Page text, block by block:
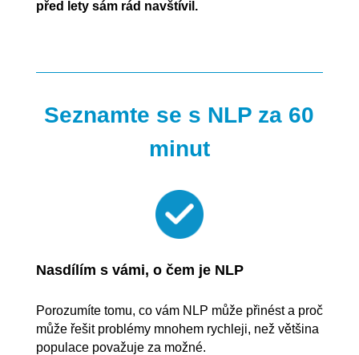
před lety sám rád navštívil.
Seznamte se s NLP za 60
minut
Nasdílím s vámi, o čem je NLP
Porozumíte tomu, co vám NLP může přinést a proč
může řešit problémy mnohem rychleji, než většina
populace považuje za možné.